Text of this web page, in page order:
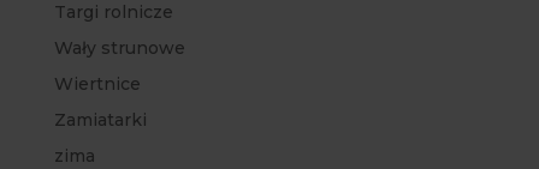
Targi rolnicze
Wały strunowe
Wiertnice
Zamiatarki
zima